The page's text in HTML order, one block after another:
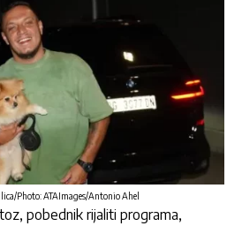
Photo: ATAImages/Antonio Ahel
, pobednik rijaliti programa,